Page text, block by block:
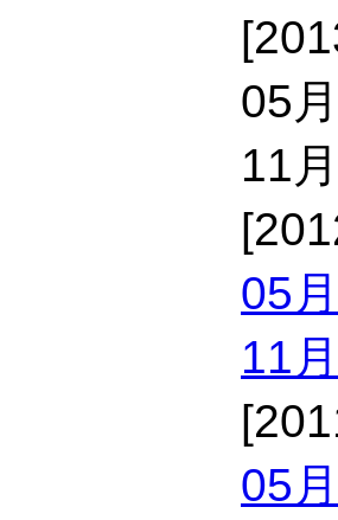
05月
11月
05月
11月
05月